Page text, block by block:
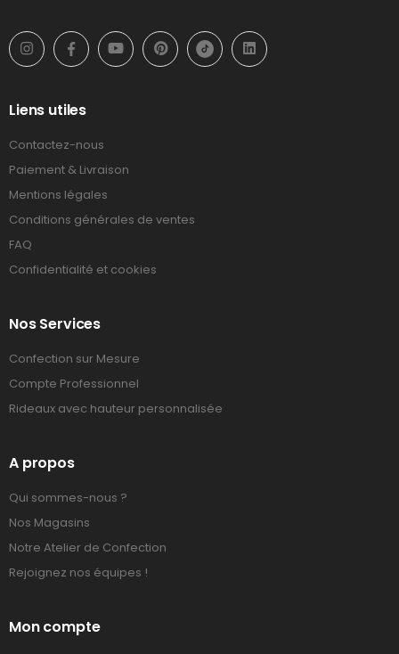
Liens utiles
Contactez-nous
Paiement & Livraison
Mentions légales
Conditions générales de ventes
FAQ
Confidentialité et cookies
Nos Services
Confection sur Mesure
Compte Professionnel
Rideaux avec hauteur personnalisée
A propos
Qui sommes-nous ?
Nos Magasins
Notre Atelier de Confection
Rejoignez nos équipes !
Mon compte